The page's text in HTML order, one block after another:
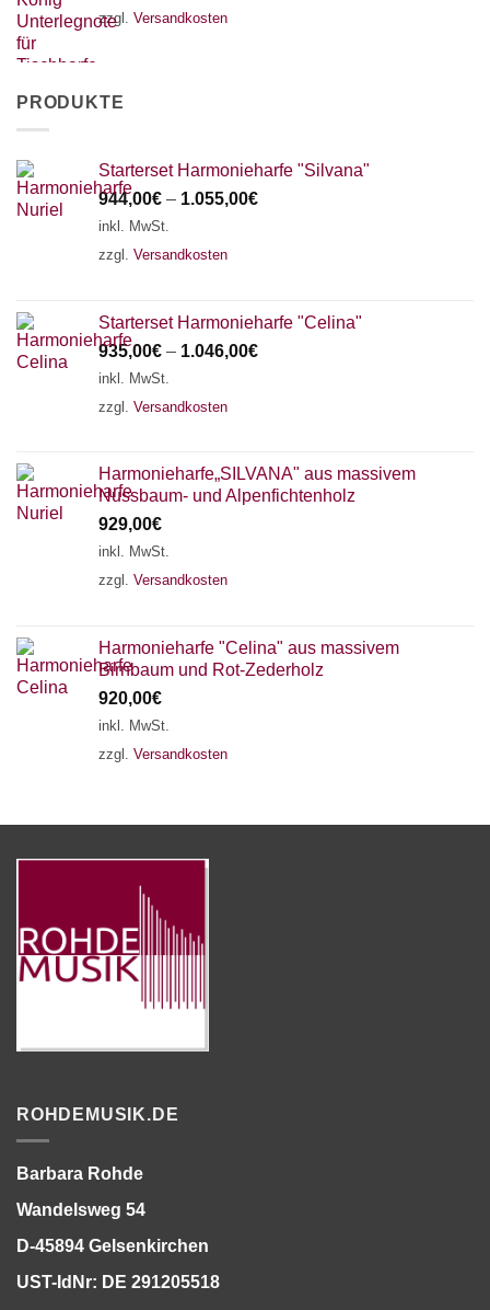
zzgl. Versandkosten
PRODUKTE
Starterset Harmonieharfe "Silvana"
944,00€ – 1.055,00€
inkl. MwSt.
zzgl. Versandkosten
Starterset Harmonieharfe "Celina"
935,00€ – 1.046,00€
inkl. MwSt.
zzgl. Versandkosten
Harmonieharfe„SILVANA" aus massivem
Nussbaum- und Alpenfichtenholz
929,00€
inkl. MwSt.
zzgl. Versandkosten
Harmonieharfe "Celina" aus massivem
Birnbaum und Rot-Zederholz
920,00€
inkl. MwSt.
zzgl. Versandkosten
ROHDEMUSIK.DE
Barbara Rohde
Wandelsweg 54
D-45894 Gelsenkirchen
UST-IdNr: DE 291205518